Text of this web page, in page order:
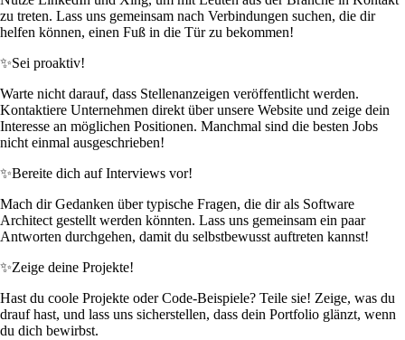
zu treten. Lass uns gemeinsam nach Verbindungen suchen, die dir
helfen können, einen Fuß in die Tür zu bekommen!
✨Sei proaktiv!
Warte nicht darauf, dass Stellenanzeigen veröffentlicht werden.
Kontaktiere Unternehmen direkt über unsere Website und zeige dein
Interesse an möglichen Positionen. Manchmal sind die besten Jobs
nicht einmal ausgeschrieben!
✨Bereite dich auf Interviews vor!
Mach dir Gedanken über typische Fragen, die dir als Software
Architect gestellt werden könnten. Lass uns gemeinsam ein paar
Antworten durchgehen, damit du selbstbewusst auftreten kannst!
✨Zeige deine Projekte!
Hast du coole Projekte oder Code-Beispiele? Teile sie! Zeige, was du
drauf hast, und lass uns sicherstellen, dass dein Portfolio glänzt, wenn
du dich bewirbst.